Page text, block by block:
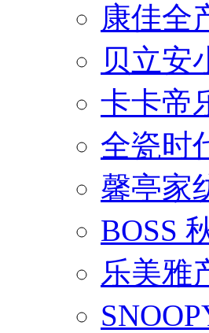
康佳全
贝立安
卡卡帝
全瓷时
馨亭家
BOSS
乐美雅